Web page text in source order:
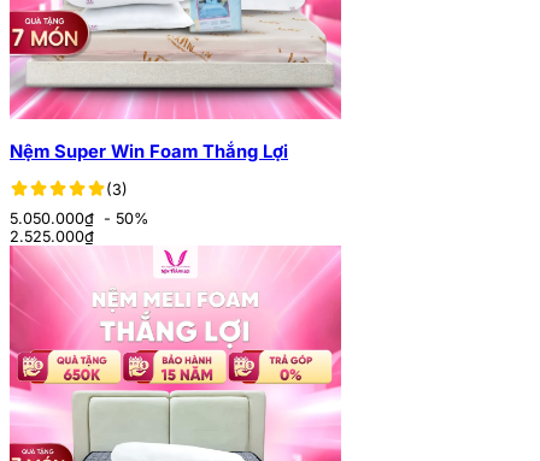
Nệm Super Win Foam Thắng Lợi
(3)
5.050.000₫ - 50%
2.525.000₫